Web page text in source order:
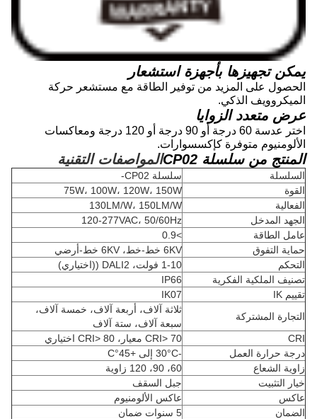
يمكن تجهيزها بأجهزة استشعار
الحصول على المزيد من توفير الطاقة مع مستشعر حركة
الميكروويف الذكي.
عرض متعدد الزوايا
اختر عدسة 60 درجة أو 90 درجة أو 120 درجة ومعاكسات
الألومنيوم متوفرة كإكسسوارات.
المنتج من سلسلة CP02 المواصفات التقنية
السلسلة
سلسلة CP02-
القوة
75W، 100W، 120W، 150W
الفعالية
130LM/W، 150LM/W
الجهد المدخل
120-277VAC، 50/60Hz
عامل الطاقة
>0.9
حماية التفوق
6KV خط-خط، 6KV خط-أرضي
التحكم
1-10 فولت، DALI2 ((اختياري)
تصنيف الملكية الفكرية
IP66
تقييم IK
IK07
التجارة المشتركة
ثلاثة آلاف، أربعة آلاف، خمسة آلاف،
سبعة آلاف، ستة آلاف
CRI
CRI> 70 معيار، CRI> 80 اختياري
درجة حرارة العمل
-30°C إلى +45°C
زاوية الشعاع
60، 90، 120 زاوية
خيار التثبيت
جبل السقف
عاكس
عاكس الألومنيوم
الضمان
5 سنوات ضمان